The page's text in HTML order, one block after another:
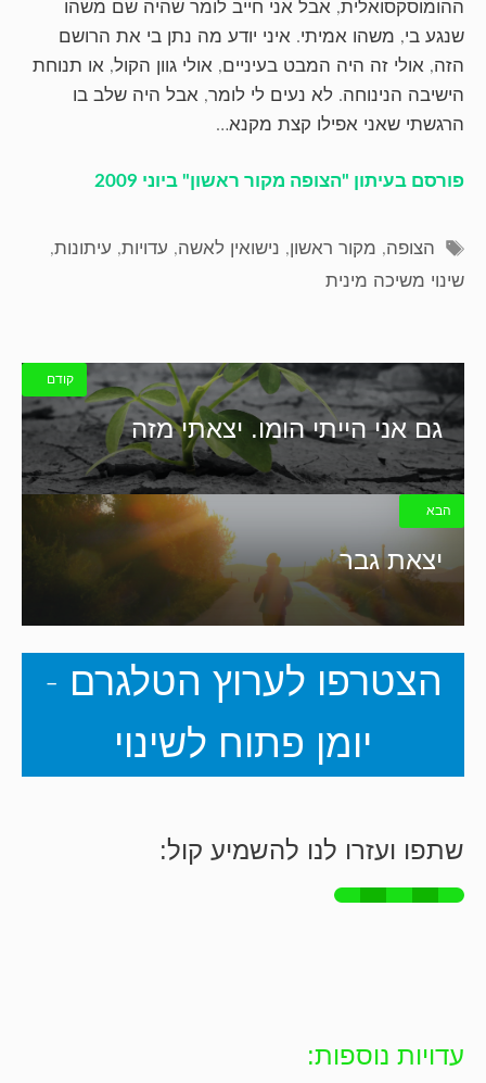
ההומוסקסואלית, אבל אני חייב לומר שהיה שם משהו
שנגע בי, משהו אמיתי. איני יודע מה נתן בי את הרושם
הזה, אולי זה היה המבט בעיניים, אולי גוון הקול, או תנוחת
הישיבה הנינוחה. לא נעים לי לומר, אבל היה שלב בו
הרגשתי שאני אפילו קצת מקנא…
פורסם בעיתון "הצופה מקור ראשון" ביוני 2009
תגיות
הצופה, מקור ראשון, נישואין לאשה, עדויות, עיתונות,
שינוי משיכה מינית
קודם
גם אני הייתי הומו. יצאתי מזה
יצאת גבר
הבא
הצטרפו לערוץ הטלגרם -
יומן פתוח לשינוי
שתפו ועזרו לנו להשמיע קול:
עדויות נוספות: